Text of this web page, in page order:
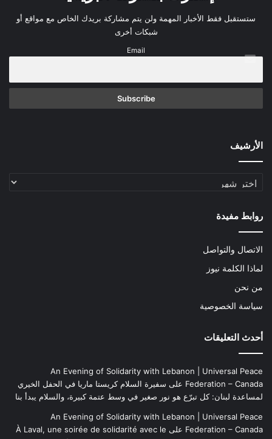
ستستقبل فقط الأخبار المهمة ولن يتم مشاركة بريدك الخاص مع مواقع أو
شبكات أخرى
Email
الأرشيف
الأرشيف
روابط مفيدة
الاتصال والتواصل
لماذا الكلمة نيوز
من نحن
سياسة الخصوصية
أحدث التعليقات
An Evening of Solidarity with Lebanon | Universal Peace
Federation – Canada على سفيرة السلام كريستا ماريا في الحفل الخيري
لمساعدة لبنان: كل تبرّع هو نور صغير في وسط عتمة كبيرة، والسلام يبدأ بنا
An Evening of Solidarity with Lebanon | Universal Peace
Federation – Canada على À Laval, une soirée de solidarité avec le